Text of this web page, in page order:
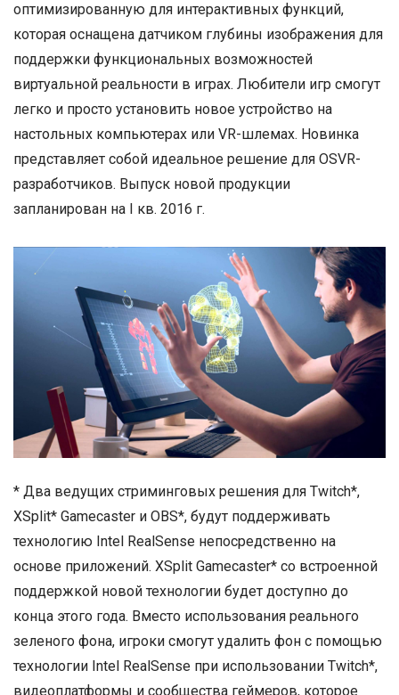
оптимизированную для интерактивных функций,
которая оснащена датчиком глубины изображения для
поддержки функциональных возможностей
виртуальной реальности в играх. Любители игр смогут
легко и просто установить новое устройство на
настольных компьютерах или VR-шлемах. Новинка
представляет собой идеальное решение для OSVR-
разработчиков. Выпуск новой продукции
запланирован на I кв. 2016 г.
* Два ведущих стриминговых решения для Twitch*,
XSplit* Gamecaster и OBS*, будут поддерживать
технологию Intel RealSense непосредственно на
основе приложений. XSplit Gamecaster* со встроенной
поддержкой новой технологии будет доступно до
конца этого года. Вместо использования реального
зеленого фона, игроки смогут удалить фон с помощью
технологии Intel RealSense при использовании Twitch*,
видеоплатформы и сообщества геймеров, которое